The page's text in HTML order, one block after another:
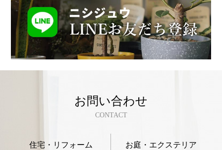
お問い合わせ
CONTACT
住宅・リフォーム お庭・エクステリア